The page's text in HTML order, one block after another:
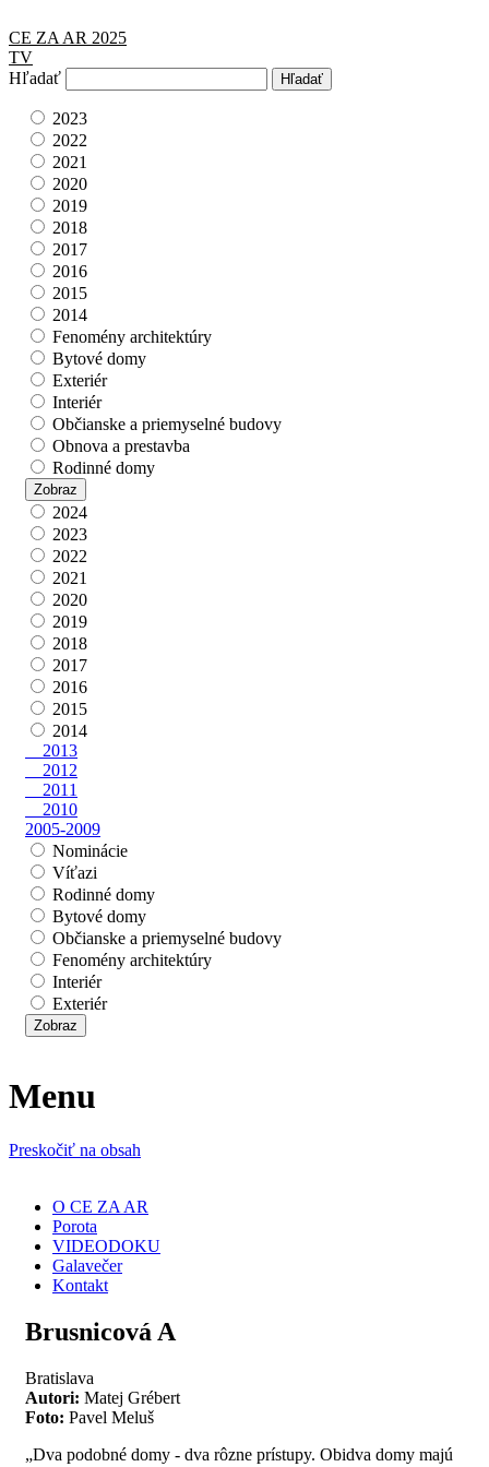
CE ZA AR 2025
TV
Hľadať
2023
2022
2021
2020
2019
2018
2017
2016
2015
2014
Fenomény architektúry
Bytové domy
Exteriér
Interiér
Občianske a priemyselné budovy
Obnova a prestavba
Rodinné domy
2024
2023
2022
2021
2020
2019
2018
2017
2016
2015
2014
2013
2012
2011
2010
2005-2009
Nominácie
Víťazi
Rodinné domy
Bytové domy
Občianske a priemyselné budovy
Fenomény architektúry
Interiér
Exteriér
Menu
Preskočiť na obsah
O CE ZA AR
Porota
VIDEODOKU
Galavečer
Kontakt
Brusnicová A
Bratislava
Autori: Matej Grébert
Foto: Pavel Meluš
„Dva podobné domy ‐ dva rôzne prístupy. Obidva domy majú